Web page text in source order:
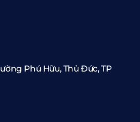
Phú Hữu, Thủ Đức, TP